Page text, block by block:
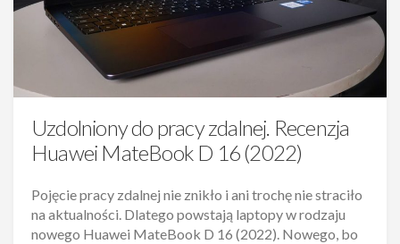
Uzdolniony do pracy zdalnej. Recenzja
Huawei MateBook D 16 (2022)
Pojęcie pracy zdalnej nie znikło i ani trochę nie straciło
na aktualności. Dlatego powstają laptopy w rodzaju
nowego Huawei MateBook D 16 (2022). Nowego, bo